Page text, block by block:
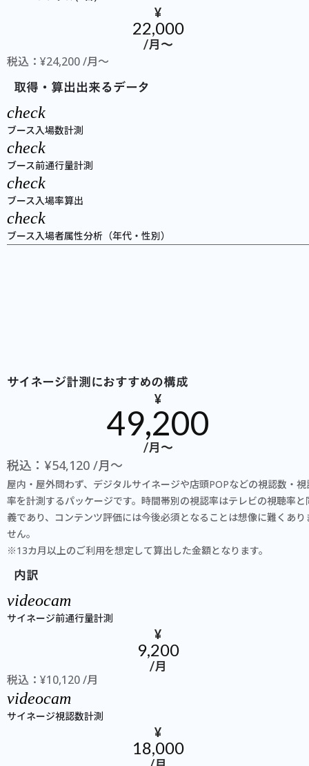
¥
22,000
/月〜
税込：¥24,200 /月〜
取得・算出出来るデータ
check
ブース入場数計測
check
ブース前通行量計測
check
ブース入場率算出
check
ブース入場者属性分析（年代・性別）
サイネージ計測におすすめの構成
¥
49,200
/月〜
税込：¥54,120 /月〜
屋内・屋外問わず、デジタルサイネージや店頭POPなどの視認数・視
率を計測するパッケージです。時間帯別の視認率はテレビの視聴率と
義であり、コンテンツ評価には今後必須となることは想像に難くあり
せん。
※13カ月以上のご利用を想定して算出した金額となります。
内訳
videocam
サイネージ前通行量計測
¥
9,200
/月
税込：¥10,120 /月
videocam
サイネージ視認数計測
¥
18,000